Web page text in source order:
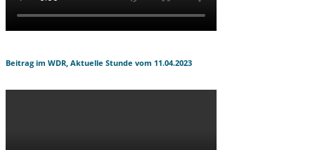
Beitrag im WDR, Aktuelle Stunde vom 11.04.2023